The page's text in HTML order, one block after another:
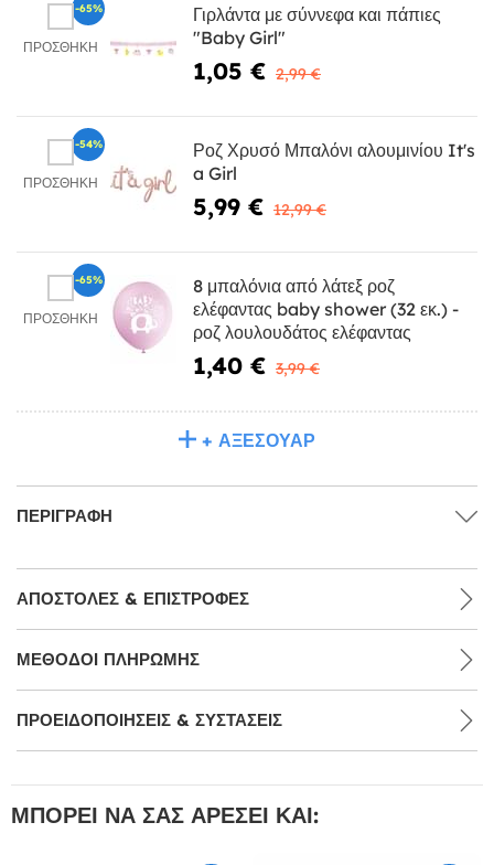
ΠΡΟΣΘΉΚΗ
Γιρλάντα με σύννεφα και πάπιες
"Baby Girl"
1,05 € 2,99 €
-65%
ΠΡΟΣΘΉΚΗ
Ροζ Χρυσό Μπαλόνι αλουμινίου It's
a Girl
5,99 € 12,99 €
-54%
ΠΡΟΣΘΉΚΗ
8 μπαλόνια από λάτεξ ροζ
ελέφαντας baby shower (32 εκ.) -
ροζ λουλουδάτος ελέφαντας
1,40 € 3,99 €
-65%
+ ΑΞΕΣΟΥΆΡ
ΠΕΡΙΓΡΑΦΉ
ΑΠΟΣΤΟΛΈΣ & ΕΠΙΣΤΡΟΦΈΣ
ΜΕΘΌΔΟΙ ΠΛΗΡΩΜΉΣ
ΠΡΟΕΙΔΟΠΟΙΉΣΕΙΣ & ΣΥΣΤΆΣΕΙΣ
ΜΠΟΡΕΊ ΝΑ ΣΑΣ ΑΡΈΣΕΙ ΚΑΙ: